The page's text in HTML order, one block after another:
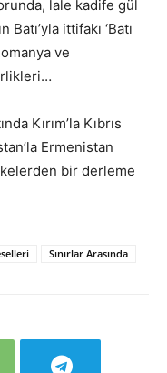
lale kadife gül
ittifakı ‘Batı
ve
Kırım’la Kıbrıs
Ermenistan
bir derleme
Sınırlar Arasında